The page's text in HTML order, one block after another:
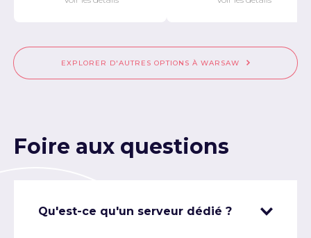
EXPLORER D'AUTRES OPTIONS À WARSAW
Foire aux questions
Qu'est-ce qu'un serveur dédié ?